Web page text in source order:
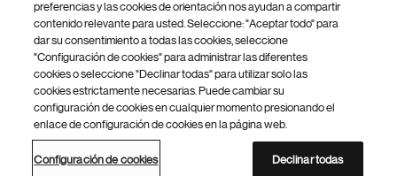
inferior
del
© 2026 Novartis AG
Política de privacidad Términos de uso
Accesibilidad
Configuración de cookies
Mapa del sitio
preferencias y las cookies de orientación nos ayudan a compartir
contenido relevante para usted. Seleccione: "Aceptar todo" para
dar su consentimiento a todas las cookies, seleccione
"Configuración de cookies" para administrar las diferentes
cookies o seleccione "Declinar todas" para utilizar solo las
cookies estrictamente necesarias. Puede cambiar su
configuración de cookies en cualquier momento presionando el
enlace de configuración de cookies en la página web.
Configuración de cookies Declinar todas